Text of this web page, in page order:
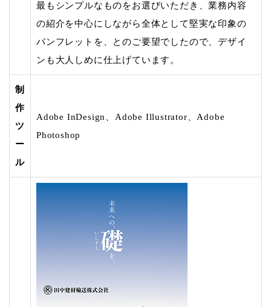
最もシンプルなものをお選びいただき、業務内容
の紹介を中心にしながら全体として堅実な印象の
パンフレットを、とのご要望でしたので、デザイ
ンも大人しめに仕上げています。
制
作
ツ
ー
ル
Adobe InDesign、Adobe Illustrator、Adobe
Photoshop